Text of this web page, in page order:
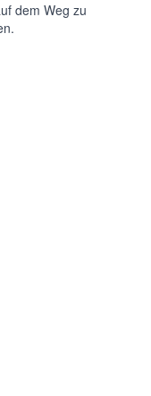
dem Weg zu